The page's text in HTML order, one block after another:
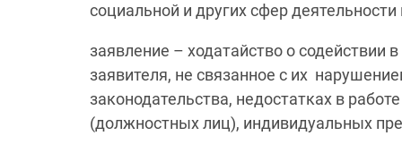
социальной и других сфер
заявление – ходатайство о содействии
заявителя, не связанное с их
законодательства, недостатках в
(должностных лиц), индивидуальных